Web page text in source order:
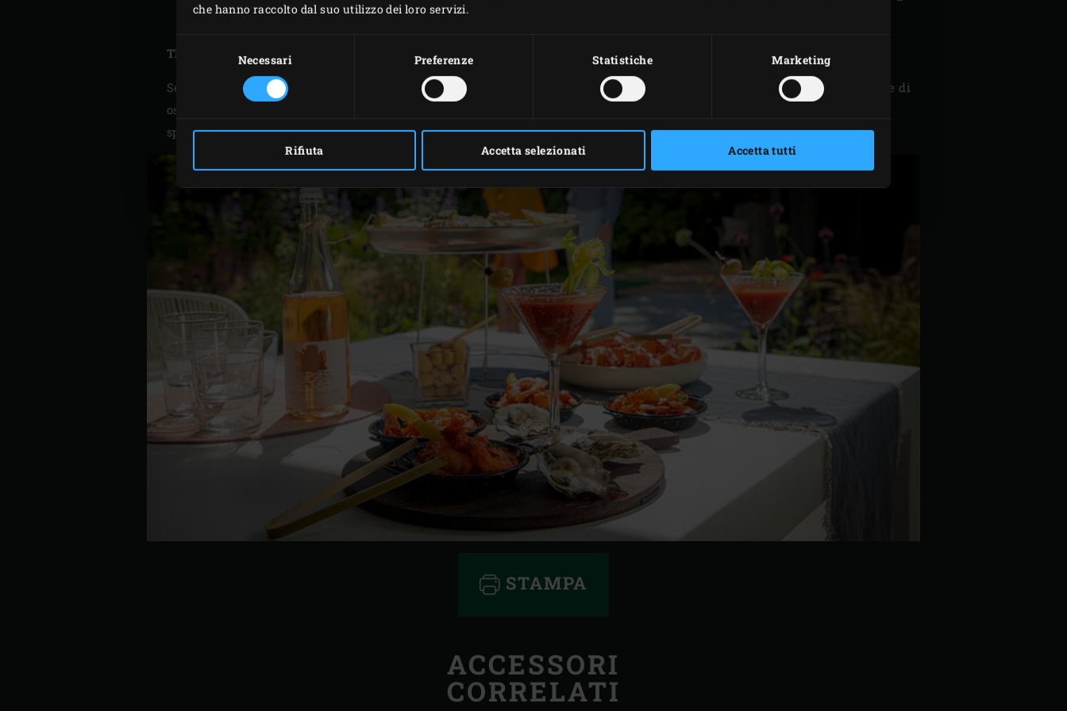
che hanno raccolto dal suo utilizzo dei loro servizi.
del
Necessari Preferenze Statistiche Marketing
Rifiuta Accetta selezionati Accetta tutti
piacere, irrorare con il resto dell’olio d’oliva e cospargere con il prezzemolo. Servire con gli spicchi di limone.
TIP
Sei occupato a preparare questi gamberi speziati fritti? Affumicare qualche pomodoro in più per un Bloody Mary
con tartare di
ostriche. In questo modo potrete servire facilmente e rapidamente un delizioso cocktail di accompagnamento con uno
spuntino per la vostra festa.
STAMPA
ACCESSORI
CORRELATI